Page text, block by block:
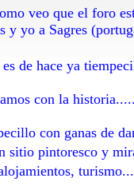
veo que el foro
y yo a Sagres
de hace ya
con la historia.....
con ganas de
sitio pintoresco y